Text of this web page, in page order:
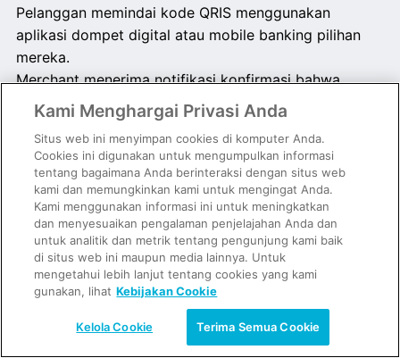
Pelanggan memindai kode QRIS menggunakan
aplikasi dompet digital atau mobile banking pilihan
mereka.
Merchant menerima notifikasi konfirmasi bahwa
pembayaran QRIS berhasil.
Dana langsung masuk ke akun GoPay Merchant Anda.
Apakah artikel ini berguna?
Masih membutuhkan bantuan? Kontak Kami
Kami Menghargai Privasi Anda
Situs web ini menyimpan cookies di komputer Anda.
Cookies ini digunakan untuk mengumpulkan informasi
tentang bagaimana Anda berinteraksi dengan situs web
kami dan memungkinkan kami untuk mengingat Anda.
Kami menggunakan informasi ini untuk meningkatkan
dan menyesuaikan pengalaman penjelajahan Anda dan
untuk analitik dan metrik tentang pengunjung kami baik
di situs web ini maupun media lainnya. Untuk
mengetahui lebih lanjut tentang cookies yang kami
gunakan, lihat Kebijakan Cookie
Kelola Cookie Terima Semua Cookie